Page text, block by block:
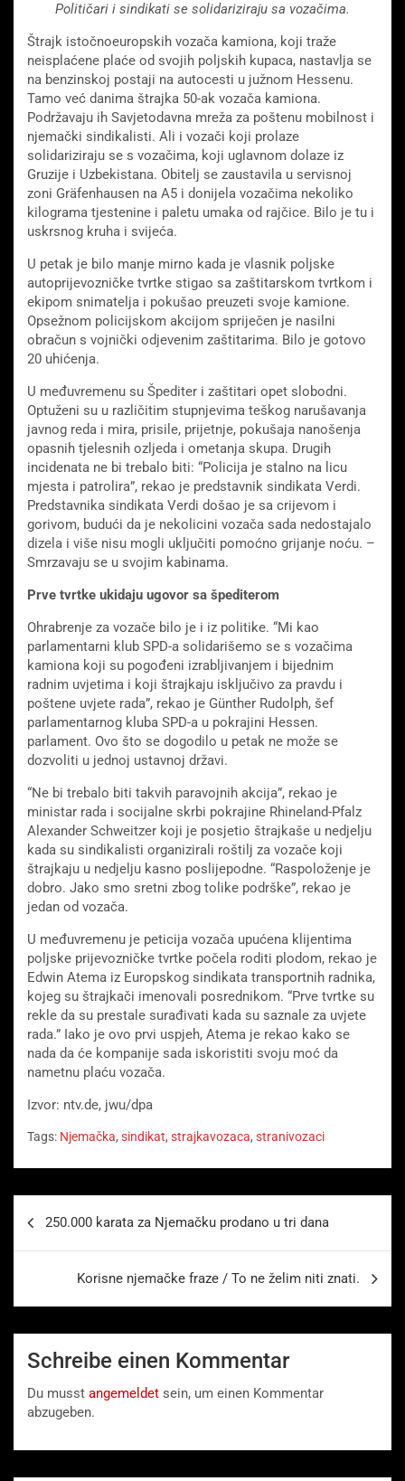
Političari i sindikati se solidariziraju sa vozačima.
Štrajk istočnoeuropskih vozača kamiona, koji traže
neisplaćene plaće od svojih poljskih kupaca, nastavlja se
na benzinskoj postaji na autocesti u južnom Hessenu.
Tamo već danima štrajka 50-ak vozača kamiona.
Podržavaju ih Savjetodavna mreža za poštenu mobilnost i
njemački sindikalisti. Ali i vozači koji prolaze
solidariziraju se s vozačima, koji uglavnom dolaze iz
Gruzije i Uzbekistana. Obitelj se zaustavila u servisnoj
zoni Gräfenhausen na A5 i donijela vozačima nekoliko
kilograma tjestenine i paletu umaka od rajčice. Bilo je tu i
uskrsnog kruha i svijeća.
U petak je bilo manje mirno kada je vlasnik poljske
autoprijevozničke tvrtke stigao sa zaštitarskom tvrtkom i
ekipom snimatelja i pokušao preuzeti svoje kamione.
Opsežnom policijskom akcijom spriječen je nasilni
obračun s vojnički odjevenim zaštitarima. Bilo je gotovo
20 uhićenja.
U međuvremenu su Špediter i zaštitari opet slobodni.
Optuženi su u različitim stupnjevima teškog narušavanja
javnog reda i mira, prisile, prijetnje, pokušaja nanošenja
opasnih tjelesnih ozljeda i ometanja skupa. Drugih
incidenata ne bi trebalo biti: “Policija je stalno na licu
mjesta i patrolira”, rekao je predstavnik sindikata Verdi.
Predstavnika sindikata Verdi došao je sa crijevom i
gorivom, budući da je nekolicini vozača sada nedostajalo
dizela i više nisu mogli uključiti pomoćno grijanje noću. –
Smrzavaju se u svojim kabinama.
Prve tvrtke ukidaju ugovor sa špediterom
Ohrabrenje za vozače bilo je i iz politike. “Mi kao
parlamentarni klub SPD-a solidarišemo se s vozačima
kamiona koji su pogođeni izrabljivanjem i bijednim
radnim uvjetima i koji štrajkaju isključivo za pravdu i
poštene uvjete rada”, rekao je Günther Rudolph, šef
parlamentarnog kluba SPD-a u pokrajini Hessen.
parlament. Ovo što se dogodilo u petak ne može se
dozvoliti u jednoj ustavnoj državi.
“Ne bi trebalo biti takvih paravojnih akcija”, rekao je
ministar rada i socijalne skrbi pokrajine Rhineland-Pfalz
Alexander Schweitzer koji je posjetio štrajkaše u nedjelju
kada su sindikalisti organizirali roštilj za vozače koji
štrajkaju u nedjelju kasno poslijepodne. “Raspoloženje je
dobro. Jako smo sretni zbog tolike podrške”, rekao je
jedan od vozača.
U međuvremenu je peticija vozača upućena klijentima
poljske prijevozničke tvrtke počela roditi plodom, rekao je
Edwin Atema iz Europskog sindikata transportnih radnika,
kojeg su štrajkači imenovali posrednikom. “Prve tvrtke su
rekle da su prestale surađivati ​​kada su saznale za uvjete
rada.” Iako je ovo prvi uspjeh, Atema je rekao kako se
nada da će kompanije sada iskoristiti svoju moć da
nametnu plaću vozača.
Izvor: ntv.de, jwu/dpa
Tags: Njemačka, sindikat, strajkavozaca, stranivozaci
250.000 karata za Njemačku prodano u tri dana
Korisne njemačke fraze / To ne želim niti znati.
Schreibe einen Kommentar
Du musst angemeldet sein, um einen Kommentar
abzugeben.